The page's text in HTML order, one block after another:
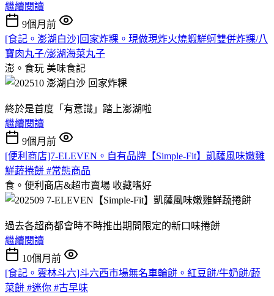
繼續閱讀
9個月前
[食記。澎湖白沙]回家炸粿。現做現炸火燒蝦鮮蚵雙併炸粿/八
寶肉丸子/澎湖海菜丸子
澎。食玩 美味食記
終於是首度「有意識」踏上澎湖啦
繼續閱讀
9個月前
[便利商店]7-ELEVEN。自有品牌【Simple-Fit】凱薩風味嫩雞
鮮蔬捲餅 #常態商品
食。便利商店&超市賣場 收藏嗜好
過去各超商都會時不時推出期間限定的新口味捲餅
繼續閱讀
10個月前
[食記。雲林斗六]斗六西市場無名車輪餅。紅豆餅/牛奶餅/蔬
菜餅 #迷你 #古早味